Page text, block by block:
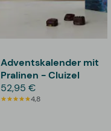
Adventskalender mit
Pralinen - Cluizel
52,95 €
4,8